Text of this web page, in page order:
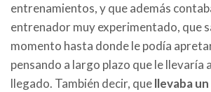
entrenamientos, y que además
entrenador muy experimentado, que
momento hasta donde le podía
pensando a largo plazo que le llevaría
llegado. También decir, quellevaba